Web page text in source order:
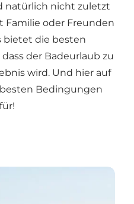
natürlich nicht zuletzt
Familie oder Freunden
bietet die besten
der Badeurlaub zu
wird. Und hier auf
Bedingungen